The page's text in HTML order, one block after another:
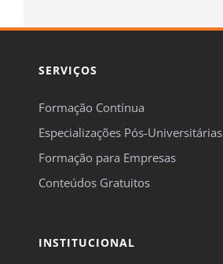
SERVIÇOS
Formação Contínua
Especializações Pós-Universitárias
Formação para Empresas
Conteúdos Gratuitos
INSTITUCIONAL